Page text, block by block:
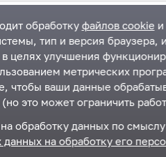
округ Московской
область, г. Одинцово,
д. 28 +7 495 181-90-00
ВКонтакте
обработку файлов cookie
тип и версия браузера,
в целях улучшения
метрических
чтобы ваши данные
это может ограничить
обработку данных по
данных на обработку его